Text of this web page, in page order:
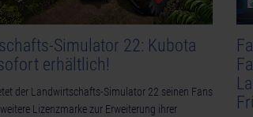
Simulator 22: Kubota
erhältlich!
der Landwirtschafts-Simulator 22 seinen Fans
Lizenzmarke zur Erweiterung ihrer